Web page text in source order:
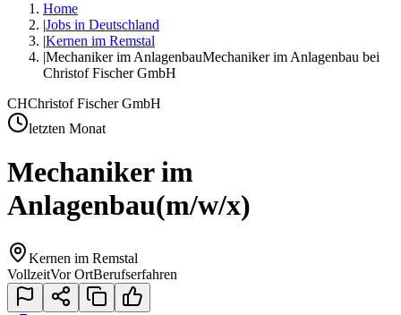
Home
|Jobs in Deutschland
|Kernen im Remstal
|Mechaniker im AnlagenbauMechaniker im Anlagenbau bei
Christof Fischer GmbH
CHChristof Fischer GmbH
letzten Monat
Mechaniker im
Anlagenbau(m/w/x)
Kernen im Remstal
VollzeitVor OrtBerufserfahren